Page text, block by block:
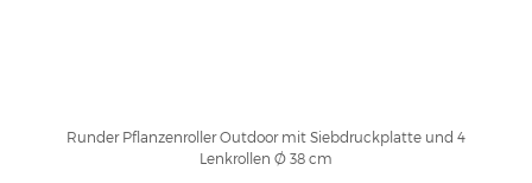
Runder Pflanzenroller Outdoor mit Siebdruckplatte und 4
Lenkrollen Ø 38 cm